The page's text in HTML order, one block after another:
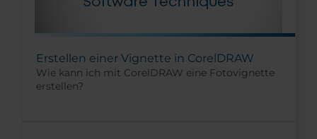
Erstellen einer Vignette in CorelDRAW
Wie kann ich mit CorelDRAW eine Fotovignette
erstellen?